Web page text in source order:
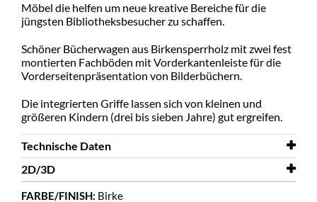
Möbel die helfen um neue kreative Bereiche für die
jüngsten Bibliotheksbesucher zu schaffen.
Schöner Bücherwagen aus Birkensperrholz mit zwei fest
montierten Fachböden mit Vorderkantenleiste für die
Vorderseitenpräsentation von Bilderbüchern.
Die integrierten Griffe lassen sich von kleinen und
größeren Kindern (drei bis sieben Jahre) gut ergreifen.
Technische Daten
Breite
Tiefe
2D/3D
2D/3D
FARBE/FINISH: Birke